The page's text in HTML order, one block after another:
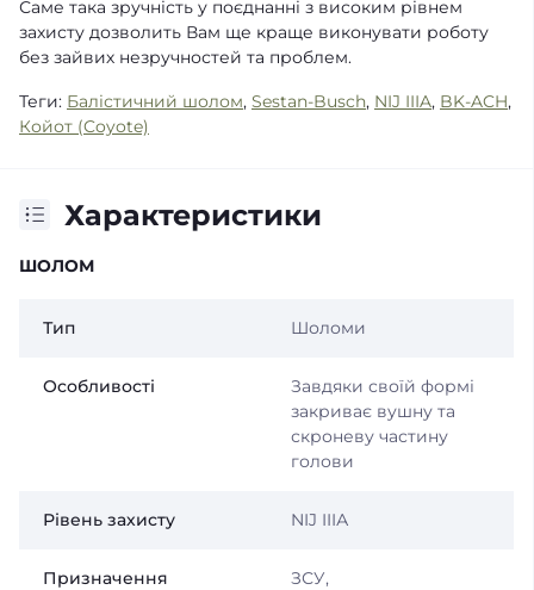
Саме така зручність у поєднанні з високим рівнем
захисту дозволить Вам ще краще виконувати роботу
без зайвих незручностей та проблем.
Теги: Балістичний шолом, Sestan-Busch, NIJ IIIA, BK-ACH,
Койот (Coyote)
Характеристики
ШОЛОМ
Тип Шоломи
Особливості
Завдяки своїй формі
закриває вушну та
скроневу частину
голови
Рівень захисту NIJ IIIА
Призначення
ЗСУ,